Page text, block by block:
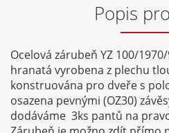
Popis
Ocelová zárubeň YZ 100/
hranatá vyrobena z plechu
konstruována pro dveře s
osazena pevnými (OZ30)
dodáváme 3ks pantů na